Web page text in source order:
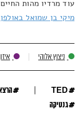
עוד מרדיו מהות
מיקי בן שמואל באולפן
ניצוץ אלוהי
#
TED
#
#גנטיקה